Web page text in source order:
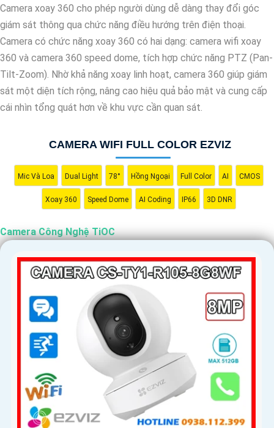
được trang bị cảm biến hồng ngoại và công nghệ AI để giữ cho
hình ảnh luôn rõ ràng, ngay cả trong điều kiện ánh sáng yếu.
Với khả năng ghi hình sắc nét và độ phân giải cao, camera TiOC
sẽ giúp bạn yên tâm theo dõi và giám sát mọi hoạt động xung
quanh ngôi nhà hay doanh nghiệp của mình. Đồng thời, tính năng
kết nối mạng thông qua ứng dụng di động cũng giúp bạn dễ
dàng kiểm soát và quản lý từ xa mọi thứ một cách thuận tiện.
Camera xoay 360 cho phép người dùng dễ dàng thay đổi góc
giám sát thông qua chức năng điều hướng trên điện thoại.
Camera có chức năng xoay 360 có hai dạng: camera wifi xoay
360 và camera 360 speed dome, tích hợp chức năng PTZ (Pan-
Tilt-Zoom). Nhờ khả năng xoay linh hoạt, camera 360 giúp giám
sát một diện tích rộng, nâng cao hiệu quả bảo mật và cung cấp
cái nhìn tổng quát hơn về khu vực cần quan sát.
CAMERA WIFI FULL COLOR EZVIZ
Mic Và Loa Dual Light 78° Hồng Ngoại Full Color AI CMOS
Xoay 360 Speed Dome AI Coding IP66 3D DNR
Camera Công Nghệ TiOC